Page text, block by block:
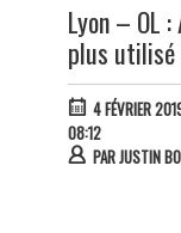
Lyon – OL
plus utilisé
4 FÉVRIER
08:12
PARJUSTIN